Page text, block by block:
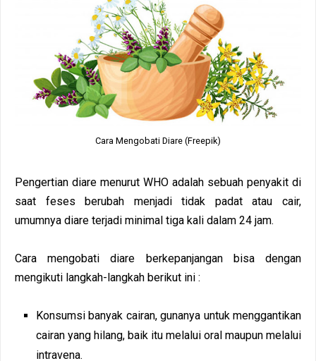
Cara Mengobati Diare (Freepik)
Pengertian diare menurut WHO adalah sebuah penyakit di
saat feses berubah menjadi tidak padat atau cair,
umumnya diare terjadi minimal tiga kali dalam 24 jam.
Cara mengobati diare berkepanjangan bisa dengan
mengikuti langkah-langkah berikut ini :
Konsumsi banyak cairan, gunanya untuk menggantikan
cairan yang hilang, baik itu melalui oral maupun melalui
intravena.